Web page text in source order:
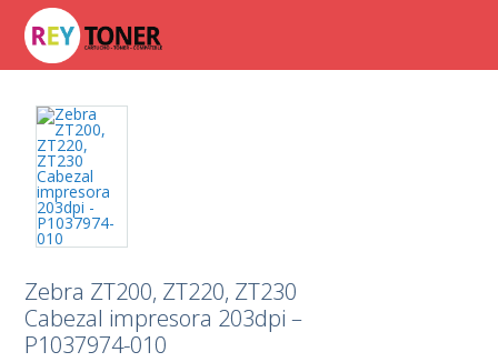
Zebra ZT200, ZT220, ZT230
Cabezal impresora 203dpi –
P1037974-010